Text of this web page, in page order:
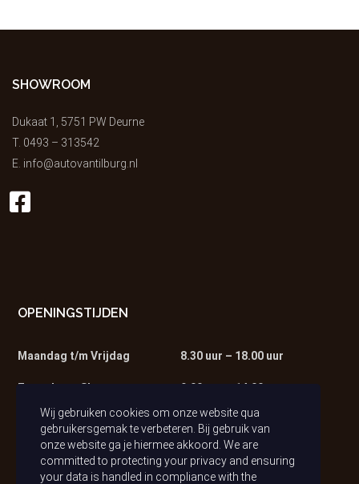
SHOWROOM
Dukaat 1, 5751 PW Deurne
T. 0493 – 313542
E. info@autovantilburg.nl
OPENINGSTIJDEN
Maandag t/m Vrijdag 8.30 uur – 18.00 uur
Zaterdag – Showroom 9.00 uur – 14.00 uur
Zaterdag – Werkplaats 9.00 uur – 13.00 uur
Wij gebruiken cookies om onze website qua
gebruikersgemak te verbeteren. Bij gebruik van
onze website ga je hiermee akkoord. We are
committed to protecting your privacy and ensuring
your data is handled in compliance with the